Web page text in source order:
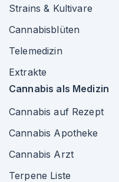
Strains & Kultivare
Cannabisblüten
Telemedizin
Extrakte
Cannabis als Medizin
Cannabis auf Rezept
Cannabis Apotheke
Cannabis Arzt
Terpene Liste